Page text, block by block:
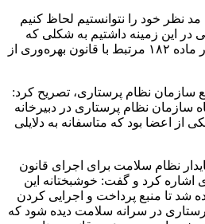
مد نظر خود را نتوانستیم لحاظ کنیم
در این زمینه داشتیم به شکلی که
شمولیت موضوع ذکر شده در ماده ۱۸۲ مرتبط با قانون بهره‌وری از
سازمان نظام پرستاری، تصریح کرد:
سازمان نظام پرستاری در دبیرخانه
از اعضا بود که متاسفانه به دلایلی
نظام سلامت برای اجرای قانون
اشاره کرد و گفت: خوشبختانه این
قانون بودجه ۱۴۰۲ دیده شد تا منبع پرداخت و اجرایی کردن
در سرانه سلامت دیده شود که